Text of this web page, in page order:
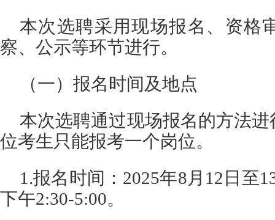
本次选聘采用现场报名、资格
察、公示等环节进行。
（一）报名时间及地点
本次选聘通过现场报名的方法
位考生只能报考一个岗位。
1.报名时间：2025年8月12日至
下午2:30-5:00。